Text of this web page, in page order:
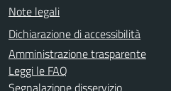
Note legali
Dichiarazione di accessibilità
Amministrazione trasparente
Leggi le FAQ
Segnalazione disservizio